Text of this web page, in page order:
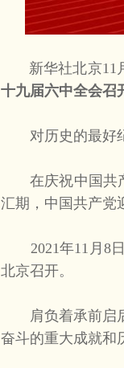
新华社北京11
十九届六中全会召
对历史的最好纪
在庆祝中国共产
汇期，中国共产
2021年11 月 8
北京召开。
肩负着承前启后
奋斗的重大成就和